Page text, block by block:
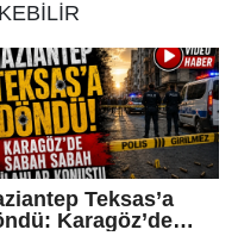
Teksas’a
Karagöz’de